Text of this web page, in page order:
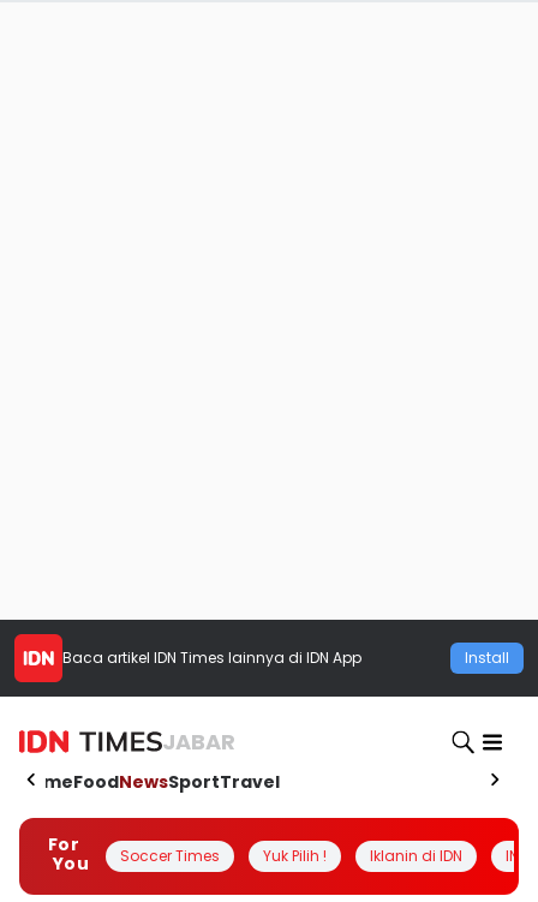
Baca artikel IDN Times lainnya di IDN App Install
JABAR
HomeFoodNewsSportTravel
For
You
Soccer Times Yuk Pilih ! Iklanin di IDN